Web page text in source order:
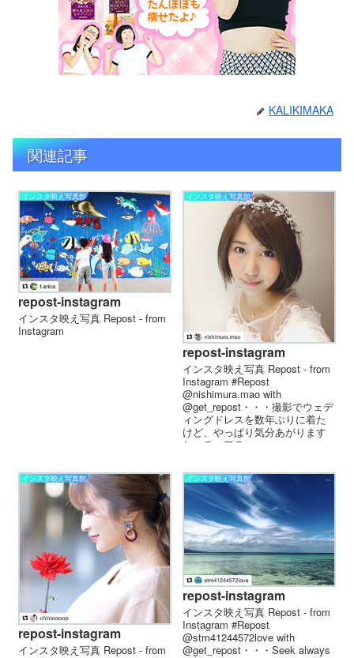
KALIKIMAKA
関連記事
インスタ映え写真館
repost-instagram
インスタ映え写真 Repost - from
Instagram
インスタ映え写真館
repost-instagram
インスタ映え写真 Repost - from
Instagram #Repost
@nishimura.mao with
@get_repost・・・撮影でウェデ
ィングドレスを数年ぶりに着た
けど、やっぱり気分あがります
ね・ティアラ...
インスタ映え写真館
repost-instagram
インスタ映え写真 Repost - from
インスタ映え写真館
repost-instagram
インスタ映え写真 Repost - from
Instagram #Repost
@stm41244572love with
@get_repost・・・Seek always